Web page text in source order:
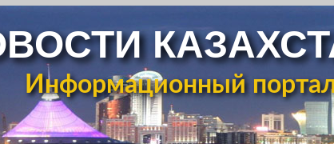
Информационный